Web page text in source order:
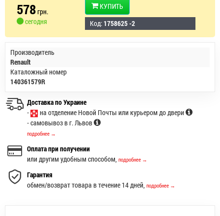
578грн.
сегодня
КУПИТЬ
Код: 1758625 -2
Производитель
Renault
Каталожный номер
140361579R
Доставка по Украине
-
на отделение Новой Почты или курьером до двери
- самовывоз в г. Львов
подробнее →
Оплата при получении
или другим удобным способом, подробнее →
Гарантия
обмен/возврат товара в течение 14 дней, подробнее →